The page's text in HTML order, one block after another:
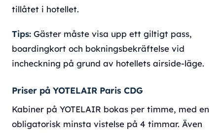
tillåtet i hotellet.
Tips: Gäster måste visa upp ett giltigt pass,
boardingkort och bokningsbekräftelse vid
incheckning på grund av hotellets airside-läge.
Priser på YOTELAIR Paris CDG
Kabiner på YOTELAIR bokas per timme, med en
obligatorisk minsta vistelse på 4 timmar. Även